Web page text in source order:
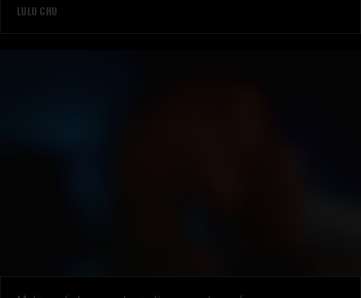
LULU CHU